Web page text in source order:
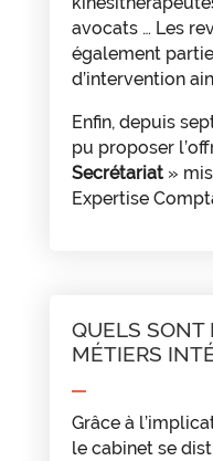
avocats … Les
également
d’intervention
Enfin, depuis
pu proposer
Secrétariat»
Expertise
QUELS SONT
MÉTIERS
Grâce à
le cabinet se